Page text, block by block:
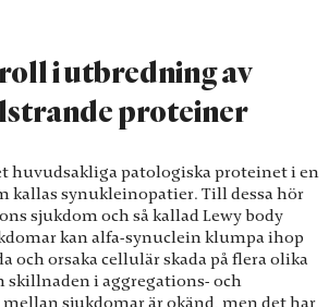
i utbredning av
proteiner
huvudsakliga patologiska proteinet i en
kallas synukleinopatier. Till dessa hör
sjukdom och så kallad Lewy body
kan alfa-synuclein klumpa ihop
och orsaka cellulär skada på flera olika
skillnaden i aggregations- och
sjukdomar är okänd, men det har